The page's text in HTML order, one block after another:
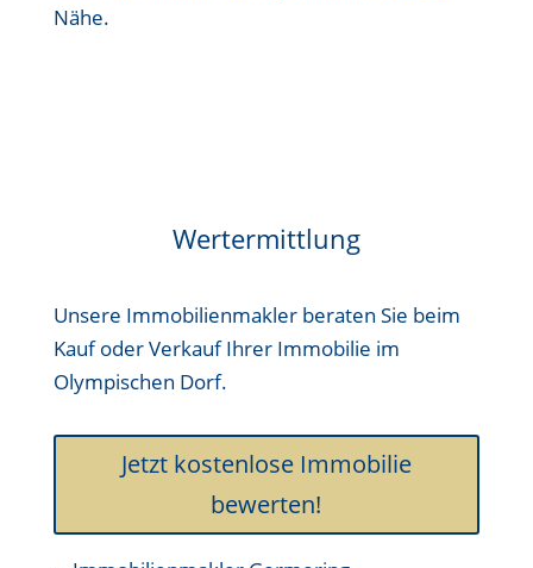
Nähe.
Wertermittlung
Unsere Immobilienmakler beraten Sie beim
Kauf oder Verkauf Ihrer Immobilie im
Olympischen Dorf.
Jetzt kostenlose Immobilie
bewerten!